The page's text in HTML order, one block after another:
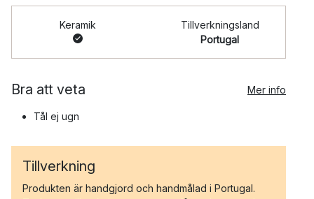
Keramik
Tillverkningsland
Portugal
Bra att veta Mer info
Tål ej ugn
Tillverkning
Produkten är handgjord och handmålad i Portugal.